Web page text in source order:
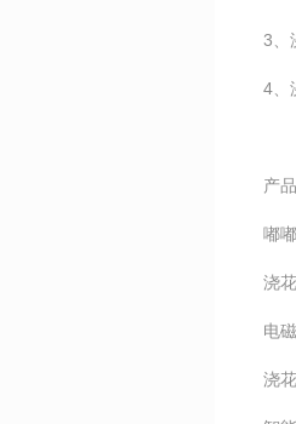
3、
4、
产
嘟
浇
电
浇